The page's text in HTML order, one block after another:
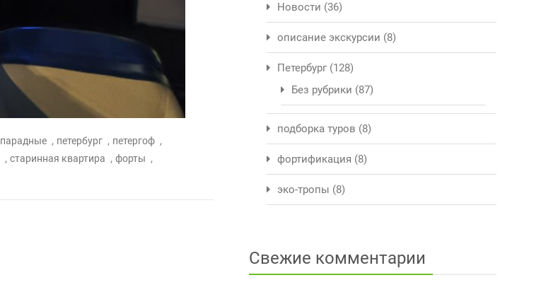
парадные , петербург , петергоф ,
, старинная квартира , форты ,
Новости (36)
описание экскурсии (8)
Петербург (128)
Без рубрики (87)
подборка туров (8)
фортификация (8)
эко-тропы (8)
Свежие комментарии